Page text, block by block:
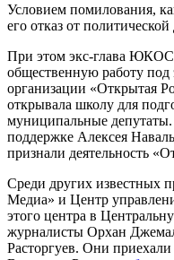
Условием помилования,
его отказ от политической
При этом экс-глава
общественную работу под
организации «Открытая
открывала школу для
муниципальные
поддержке Алексея
признали деятельность
Среди других известных
Медиа» и Центр
этого центра в
журналисты Орхан
Расторгуев. Они